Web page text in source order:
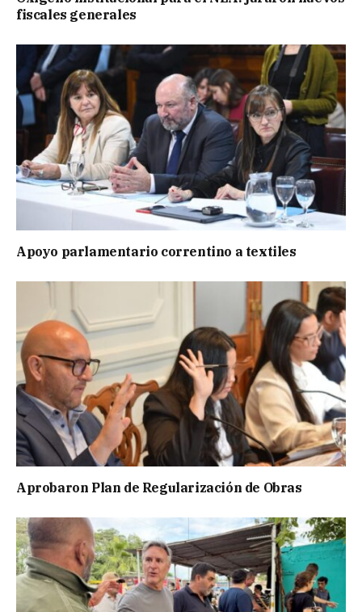
fiscales generales
Apoyo parlamentario correntino a textiles
Aprobaron Plan de Regularización de Obras